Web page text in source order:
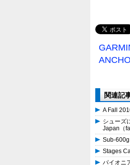
関連記
A Fall
シューズ
Japan（
Sub-
Stages
パイオニ